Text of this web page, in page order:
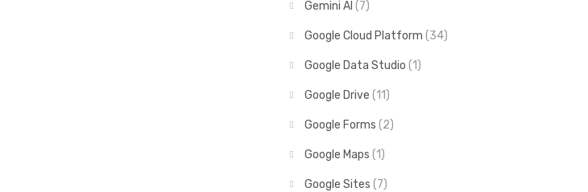
Gemini AI (7)
Google Cloud Platform (34)
Google Data Studio (1)
Google Drive (11)
Google Forms (2)
Google Maps (1)
Google Sites (7)